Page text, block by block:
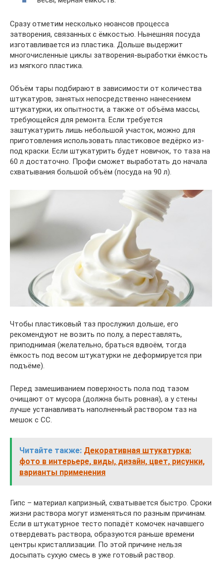
Сразу отметим несколько нюансов процесса
затворения, связанных с ёмкостью. Нынешняя посуда
изготавливается из пластика. Дольше выдержит
многочисленные циклы затворения-выработки ёмкость
из мягкого пластика.
Объём тары подбирают в зависимости от количества
штукатуров, занятых непосредственно нанесением
штукатурки, их опытности, а также от объёма массы,
требующейся для ремонта. Если требуется
заштукатурить лишь небольшой участок, можно для
приготовления использовать пластиковое ведёрко из-
под краски. Если штукатурить будет новичок, то таза на
60 л достаточно. Профи сможет выработать до начала
схватывания большой объём (посуда на 90 л).
Чтобы пластиковый таз прослужил дольше, его
рекомендуют не возить по полу, а переставлять,
приподнимая (желательно, браться вдвоём, тогда
ёмкость под весом штукатурки не деформируется при
подъёме).
Перед замешиванием поверхность пола под тазом
очищают от мусора (должна быть ровная), а у стены
лучше устанавливать наполненный раствором таз на
мешок с СС.
Читайте также: Декоративная штукатурка:
фото в интерьере, виды, дизайн, цвет, рисунки,
варианты применения
Гипс – материал капризный, схватывается быстро. Сроки
жизни раствора могут изменяться по разным причинам.
Если в штукатурное тесто попадёт комочек начавшего
отвердевать раствора, образуются раньше времени
центры кристаллизации. По этой причине нельзя
досыпать сухую смесь в уже готовый раствор.